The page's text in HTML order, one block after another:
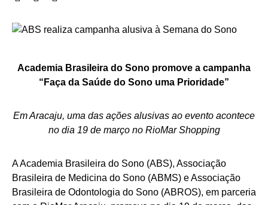
Academia Brasileira do Sono promove a campanha
“Faça da Saúde do Sono uma Prioridade”
Em Aracaju, uma das ações alusivas ao evento acontece
no dia 19 de março no RioMar Shopping
A Academia Brasileira do Sono (ABS), Associação
Brasileira de Medicina do Sono (ABMS) e Associação
Brasileira de Odontologia do Sono (ABROS), em parceria